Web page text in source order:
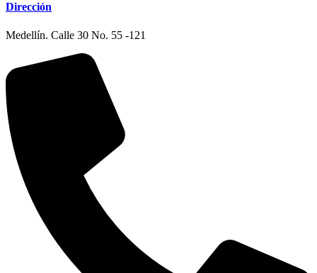
Dirección
Medellín. Calle 30 No. 55 -121